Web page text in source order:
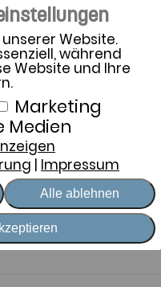
Website.
während
Website und Ihre
Marketing
Medien
Impressum
Alle ablehnen
guter Qualität, bin sehr